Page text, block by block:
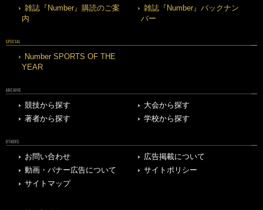
雑誌『Number』購読のご案
内
雑誌『Number』バックナン
バー
SPECIAL
Number SPORTS OF THE
YEAR
ARCHIVE
競技から探す
大会から探す
著者から探す
学校から探す
OTHERS
お問い合わせ
広告掲載について
動画・バナー広告について
サイトポリシー
サイトマップ